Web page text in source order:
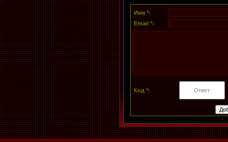
Имя *:
Email *:
Код *: